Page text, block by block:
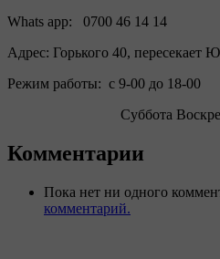
Whats app: 0700 46 14 14
Адрес: Горького 40, пересекает
Режим работы: с 9-00 до 18-00
Суббота
Комментарии
Пока нет ни одного
комментарий.